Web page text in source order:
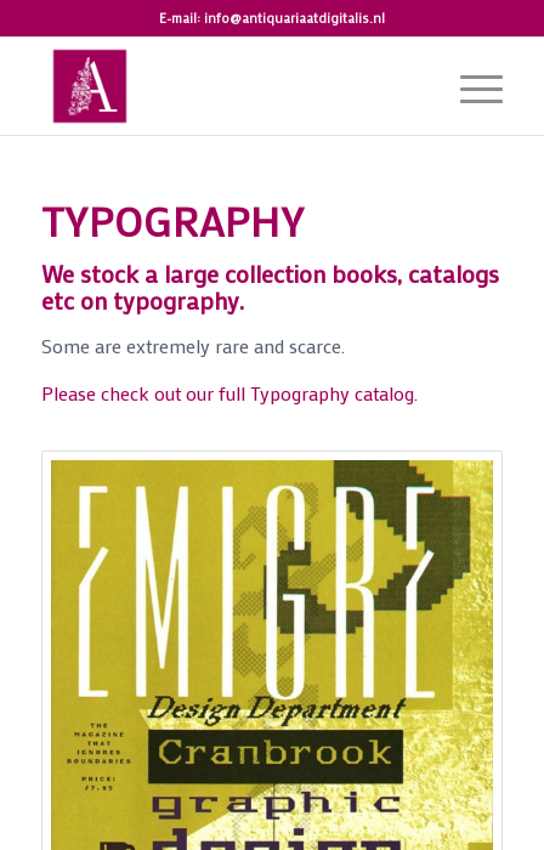
E-mail: info@antiquariaatdigitalis.nl
TYPOGRAPHY
We stock a large collection books, catalogs
etc on typography.
Some are extremely rare and scarce.
Please check out our full Typography catalog.